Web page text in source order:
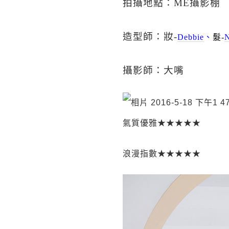
拍攝地點：ME攝影棚
造型師：妝-Debbie 、 髮-
攝影師：大嘴
氣質優雅★★★★★
浪漫指數★★★★★